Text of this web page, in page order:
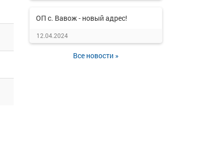
ОП с. Вавож - новый адрес!
12.04.2024
Все новости »